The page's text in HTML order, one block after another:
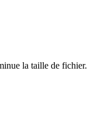
la taille de fichier.